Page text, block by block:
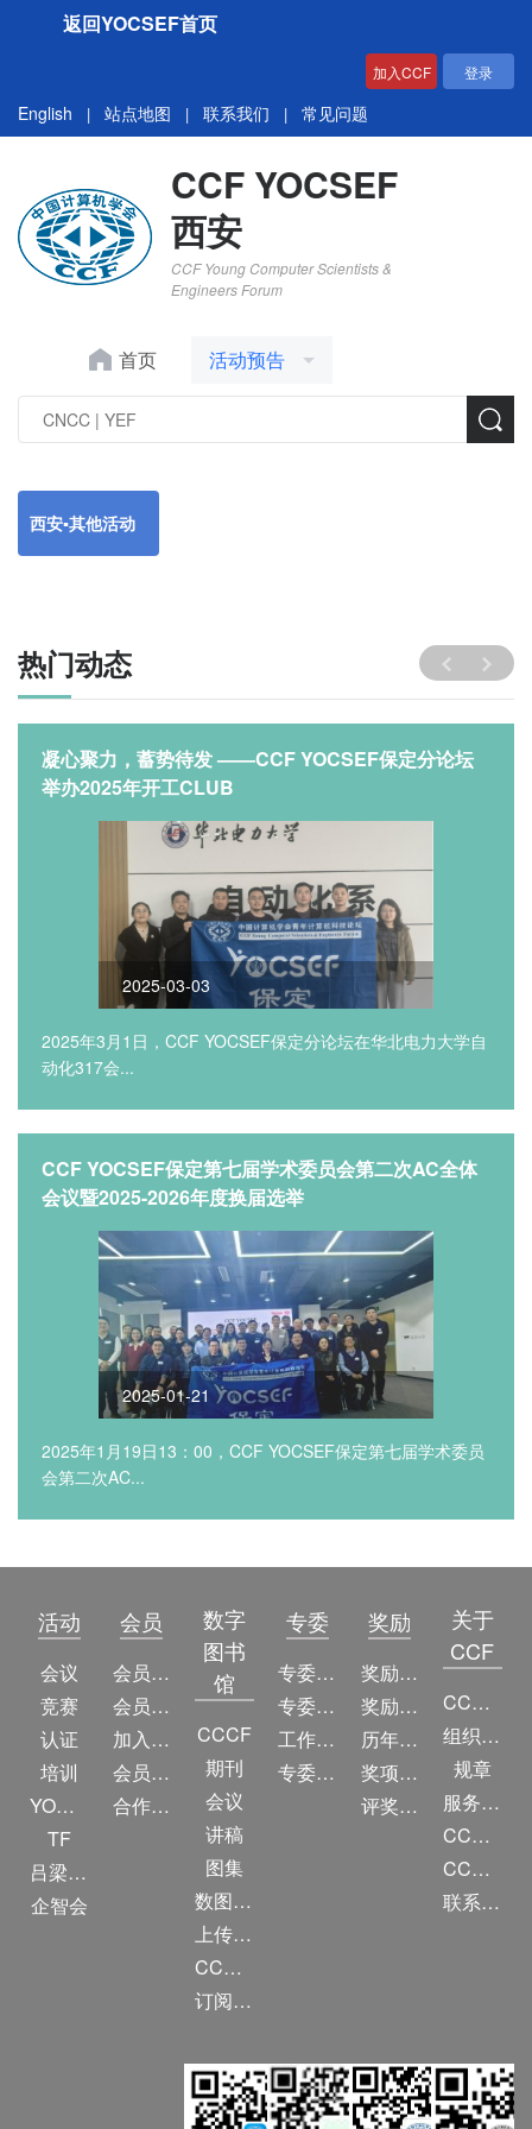
返回YOCSEF首页
加入CCF 登录
English | 站点地图 | 联系我们 | 常见问题
CCF YOCSEF
西安
CCF Young Computer Scientists &
Engineers Forum
首页 活动预告
西安▪其他活动
热门动态
凝心聚力，蓄势待发 ——CCF YOCSEF保定分论坛
举办2025年开工CLUB
2025-03-03
2025年3月1日，CCF YOCSEF保定分论坛在华北电力大学自
动化317会...
CCF YOCSEF保定第七届学术委员会第二次AC全体
会议暨2025-2026年度换届选举
2025-01-21
2025年1月19日13：00，CCF YOCSEF保定第七届学术委员
会第二次AC...
活动
会议
竞赛
认证
培训
YOCSEF
TF
吕梁振兴
企智会
会员
会员简介
会员权益
加入CCF
会员交费
合作伙伴
数字
图书
馆
CCCF
期刊
会议
讲稿
图集
数图编审委员会
上传/发布作品
CCF DL Focus
订阅《计算》
专委
专委简介
专委条例
工作问答
专委名单
奖励
奖励动态
奖励目录
历年获奖名单
奖项推荐
评奖条例
关于
CCF
CCF简介
组织机构
规章
服务项目
CCF大事记
CCF创建60周年
联系我们